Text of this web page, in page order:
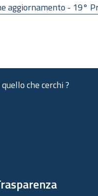
aggiornamento - 19°
che cerchi ?